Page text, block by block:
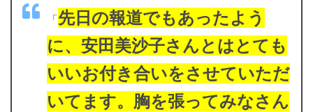
「先日の報道でもあったよう
に、安田美沙子さんとはとても
いいお付き合いをさせていただ
いてます。胸を張ってみなさん